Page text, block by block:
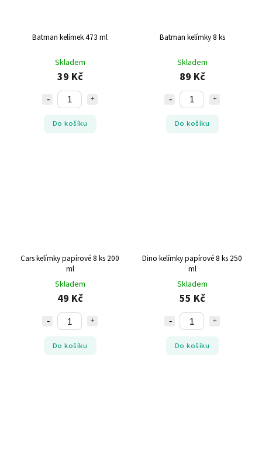
Batman kelímek 473 ml
Skladem
39 Kč
Do košíku
Batman kelímky 8 ks
Skladem
89 Kč
Do košíku
Cars kelímky papírové 8 ks 200
ml
Skladem
49 Kč
Do košíku
Dino kelímky papírové 8 ks 250
ml
Skladem
55 Kč
Do košíku